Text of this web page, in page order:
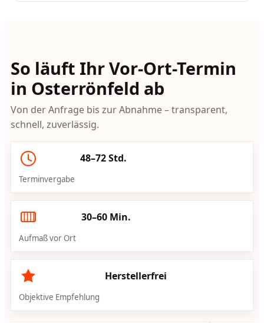
So läuft Ihr Vor-Ort-Termin
in Osterrönfeld ab
Von der Anfrage bis zur Abnahme – transparent,
schnell, zuverlässig.
48–72 Std.
Terminvergabe
30–60 Min.
Aufmaß vor Ort
Herstellerfrei
Objektive Empfehlung